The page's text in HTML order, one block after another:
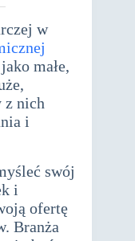
w
małe,
z nich
i
swój
i
ofertę
Branża